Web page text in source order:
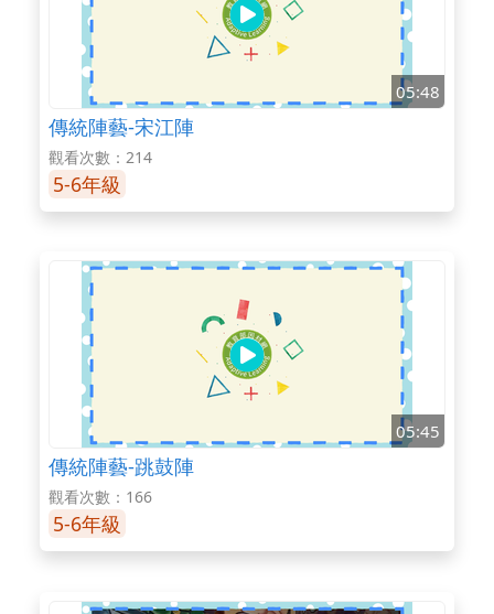
05:48
傳統陣藝-宋江陣
觀看次數：214
5-6年級
05:45
傳統陣藝-跳鼓陣
觀看次數：166
5-6年級